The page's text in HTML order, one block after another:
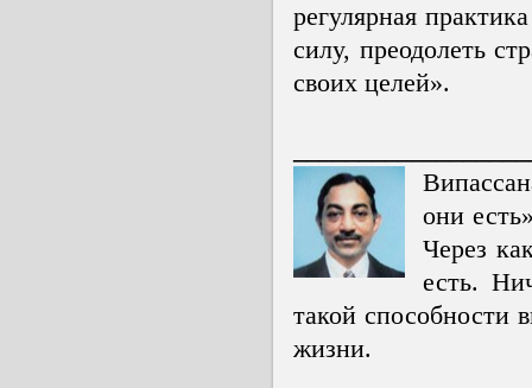
регулярная
силу, преодолеть
своих целей».
они
Через
есть.
такой способности
жизни.